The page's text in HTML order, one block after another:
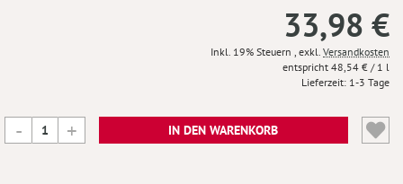
33,98 €
Inkl. 19% Steuern , exkl. Versandkosten
48,54 € / 1 l
Lieferzeit 1-3 Tage
IN DEN WARENKORB